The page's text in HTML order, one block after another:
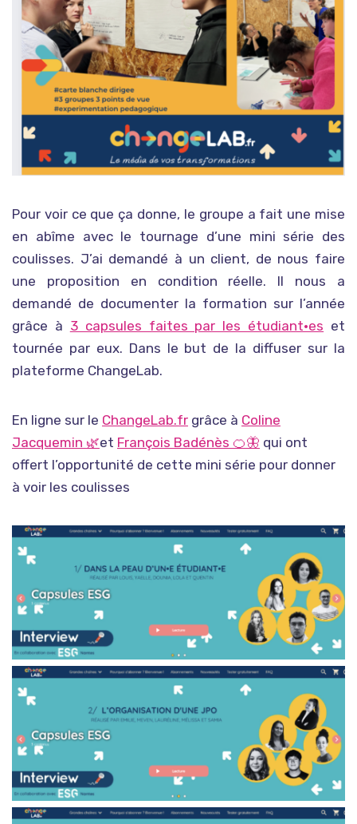
Pour voir ce que ça donne, le groupe a fait une mise
en abîme avec le tournage d’une mini série des
coulisses. J’ai demandé à un client, de nous faire
une proposition en condition réelle. Il nous a
demandé de documenter la formation sur l’année
grâce à 3 capsules faites par les étudiant•es et
tournée par eux. Dans le but de la diffuser sur la
plateforme ChangeLab.
En ligne sur le ChangeLab.fr grâce à Coline
Jacquemin 🌿et François Badénès 🍊🦋 qui ont
offert l’opportunité de cette mini série pour donner
à voir les coulisses